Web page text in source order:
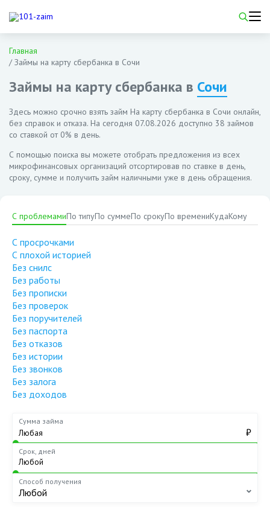
Главная
/Займы на карту сбербанка в Сочи
Займы на карту сбербанка в Сочи
Здесь можно срочно взять займ На карту сбербанка в Сочи онлайн,
без справок и отказа. На сегодня 07.08.2026 доступно 38 займов
со ставкой от 0% в день.
С помощью поиска вы можете отобрать предложения из всех
микрофинансовых организаций отсортировав по ставке в день,
сроку, сумме и получить займ наличными уже в день обращения.
С проблемамиПо типуПо суммеПо срокуПо времениКудаКому
С просрочками
С плохой историей
Без снилс
Без работы
Без прописки
Без проверок
Без поручителей
Без паспорта
Без отказов
Без истории
Без звонков
Без залога
Без доходов
Сумма займа
₽
Срок, дней
Способ получения
Любой